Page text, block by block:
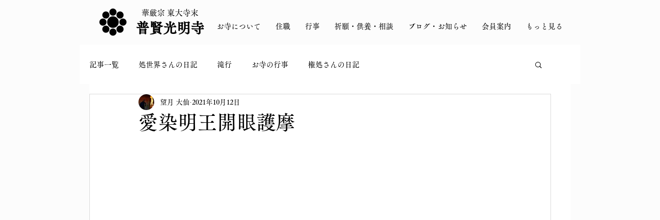
普賢光明寺
華厳宗 東大寺末
お寺について 住職 行事 祈願・供養・相談 ブログ・お知らせ 会員案内 もっと見る
記事一覧 処世界さんの日記 滝行 お寺の行事 権処さんの日記
愛染明王開眼護摩
望月 大仙 2021年10月12日